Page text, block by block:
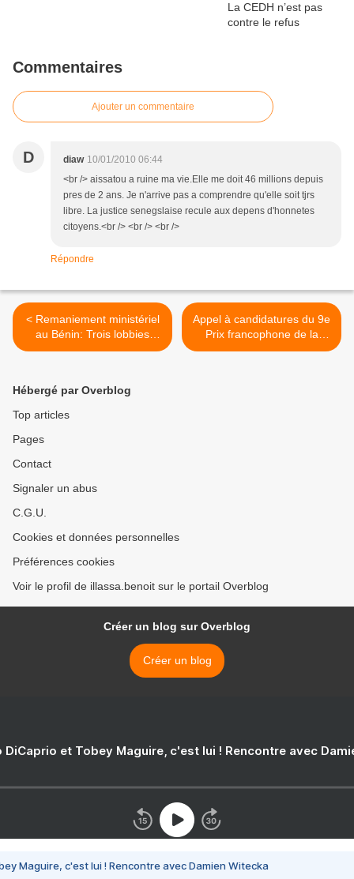
Commentaires
Ajouter un commentaire
D diaw 10/01/2010 06:44
<br /> aissatou a ruine ma vie.Elle me doit 46 millions depuis
pres de 2 ans. Je n'arrive pas a comprendre qu'elle soit tjrs
libre. La justice senegslaise recule aux depens d'honnetes
citoyens.<br /> <br /> <br />
Répondre
< Remaniement ministériel
au Bénin: Trois lobbies
s’affrontent
Appel à candidatures du 9e
Prix francophone de la
liberté de la presse >
Hébergé par Overblog
Top articles
Pages
Contact
Signaler un abus
C.G.U.
Cookies et données personnelles
Préférences cookies
Voir le profil de illassa.benoit sur le portail Overblog
Créer un blog sur Overblog
Créer un blog
DiCaprio et Tobey Maguire, c'est lui ! Rencontre avec
Maguire, c'est lui ! Rencontre avec Damien Witecka